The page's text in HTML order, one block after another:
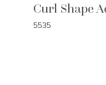
Curl Shape
5535